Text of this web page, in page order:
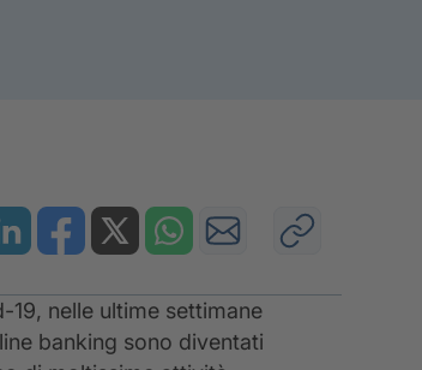
nelle ultime settimane
banking sono diventati